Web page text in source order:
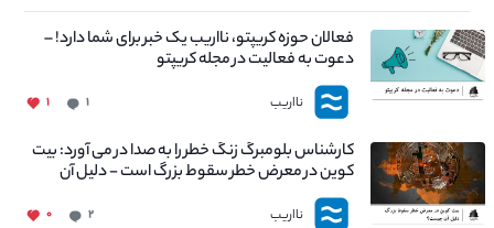
فعالان حوزه کریپتو، نااریب یک خبر برای شما دارد! –
دعوت به فعالیت در مجله کریپتو
نااریب ۱ ۱
کارشناس بلومبرگ زنگ خطر را به صدا در می آورد: بیت
کوین در معرض خطر سقوط بزرگ است - دلیل آن
چیست؟
نااریب ۲ ۰